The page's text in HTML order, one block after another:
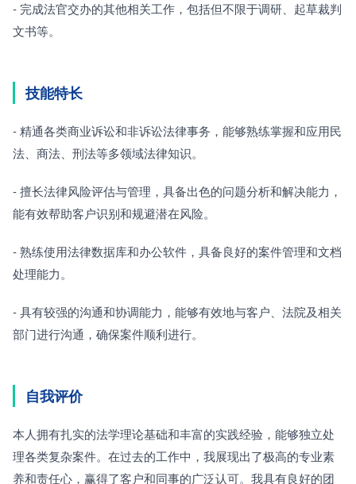
- 完成法官交办的其他相关工作，包括但不限于调研、起草裁判
文书等。
技能特长
- 精通各类商业诉讼和非诉讼法律事务，能够熟练掌握和应用民
法、商法、刑法等多领域法律知识。
- 擅长法律风险评估与管理，具备出色的问题分析和解决能力，
能有效帮助客户识别和规避潜在风险。
- 熟练使用法律数据库和办公软件，具备良好的案件管理和文档
处理能力。
- 具有较强的沟通和协调能力，能够有效地与客户、法院及相关
部门进行沟通，确保案件顺利进行。
自我评价
本人拥有扎实的法学理论基础和丰富的实践经验，能够独立处
理各类复杂案件。在过去的工作中，我展现出了极高的专业素
养和责任心，赢得了客户和同事的广泛认可。我具有良好的团